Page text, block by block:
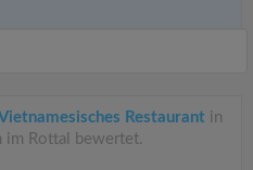
Restaurant in
im Rottal bewertet.